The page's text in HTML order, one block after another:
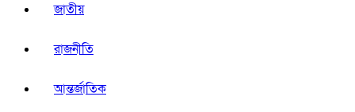
জাতীয়
রাজনীতি
আন্তর্জাতিক